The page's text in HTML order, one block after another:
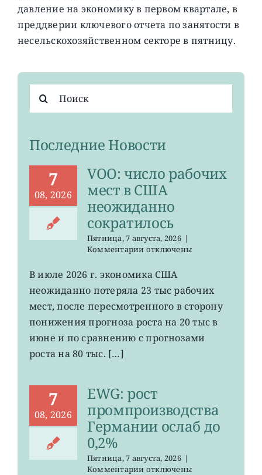
давление на экономику в первом квартале, в
преддверии ключевого отчета по занятости в
несельскохозяйственном секторе в пятницу.
поиска:
Последние Новости
7
08, 2026
VOO: число рабочих
мест в США
неожиданно
сократилось
Пятница, 7 августа, 2026 |
Комментариик
VOO:
рабочих
мест
США
неожиданно
отключены
В июле 2026 г. экономика США
неожиданно потеряла 23 тыс рабочих
мест, после пересмотренного в сторону
понижения прогноза роста на 20 тыс в
июне и по сравнению с прогнозами
роста на 80 тыс. […]
7
08, 2026
EWG: рост
промпроизводства
Германии ослаб до
0,2%
Пятница, 7 августа, 2026 |
Комментариикотключены